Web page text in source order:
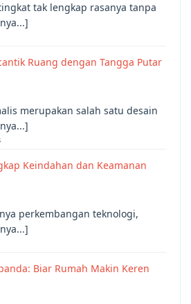
tak lengkap rasanya tanpa
Ruang dengan Tangga Putar
merupakan salah satu desain
Keindahan dan Keamanan
perkembangan teknologi,
Biar Rumah Makin Keren